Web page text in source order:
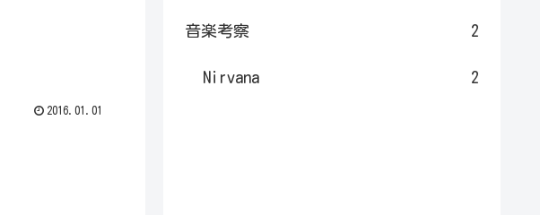
2016.01.01
音楽考察 2
Nirvana 2